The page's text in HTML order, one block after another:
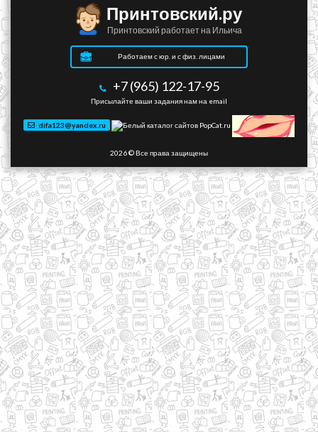
Принтовский.ру
Принтовский работает на Ильича
Работаем с юр. и с физ. лицами
+7 (965) 122-17-95
Присылайте ваши задания нам на email
difa123@yandex.ru
2026 © Все права защищены